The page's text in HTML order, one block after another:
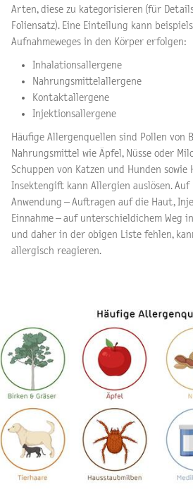
Arten, diese zu kategorisieren (für
Foliensatz). Eine Einteilung kann
Aufnahmeweges in den Körper erfolgen:
Inhalationsallergene
Nahrungsmittelallergene
Kontaktallergene
Injektionsallergene
Häufige Allergenquellen sind Pollen von
Nahrungsmittel wie Äpfel, Nüsse oder
Schuppen von Katzen und Hunden sowie
Insektengift kann Allergien auslösen. Auf
Anwendung – Auftragen auf die Haut,
Einnahme – auf unterschieldichem Weg
und daher in der obigen Liste fehlen,
allergisch reagieren.